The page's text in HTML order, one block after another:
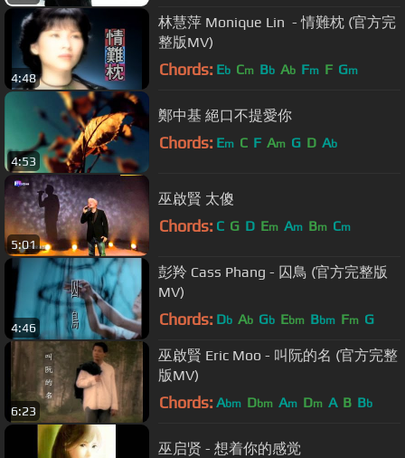
4:48
林慧萍 Monique Lin - 情難枕 (官方完
整版MV)
Chords: Eb Cm Bb Ab Fm F Gm
4:53
鄭中基 絕口不提愛你
Chords: Em C F Am G D Ab
5:01
巫啟賢 太傻
Chords: C G D Em Am Bm Cm
4:46
彭羚 Cass Phang - 囚鳥 (官方完整版
MV)
Chords: Db Ab Gb Ebm Bbm Fm G
6:23
巫啟賢 Eric Moo - 叫阮的名 (官方完整
版MV)
Chords: Abm Dbm Am Dm A B Bb
巫启贤 - 想着你的感觉